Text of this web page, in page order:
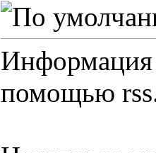
Информация
помощью